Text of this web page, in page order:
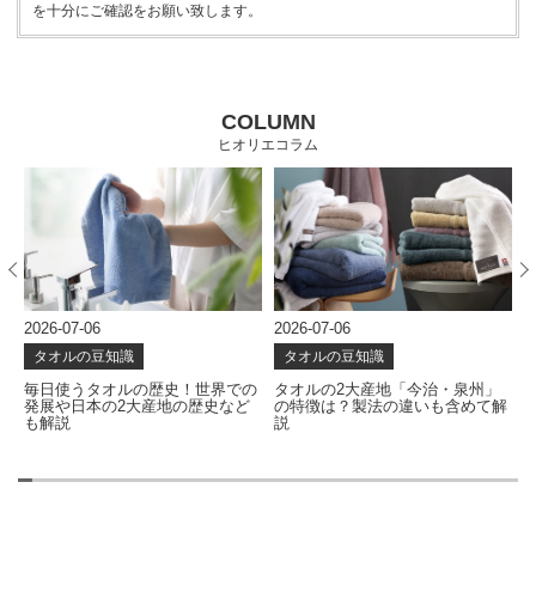
を十分にご確認をお願い致します。
COLUMN
ヒオリエコラム
2026-07-06
タオルの豆知識
タオルの2大産地「今治・泉州」
の特徴は？製法の違いも含めて解
説
2026-06-24
タオルの豆知識
タオルはどう作られる？使い心地
を左右する製造工程を解説